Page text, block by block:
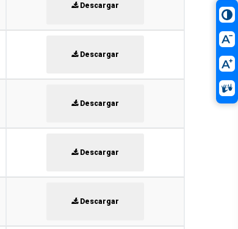
Descargar
Descargar
Descargar
Descargar
Descargar